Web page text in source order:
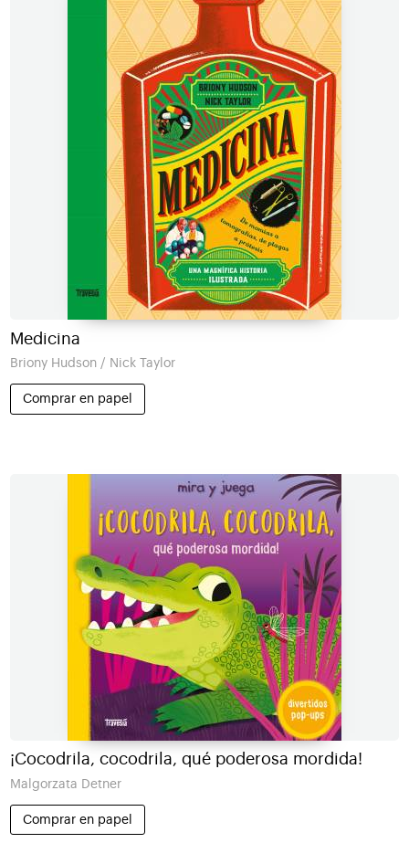
Medicina
Briony Hudson / Nick Taylor
Comprar en papel
¡Cocodrila, cocodrila, qué poderosa mordida!
Malgorzata Detner
Comprar en papel